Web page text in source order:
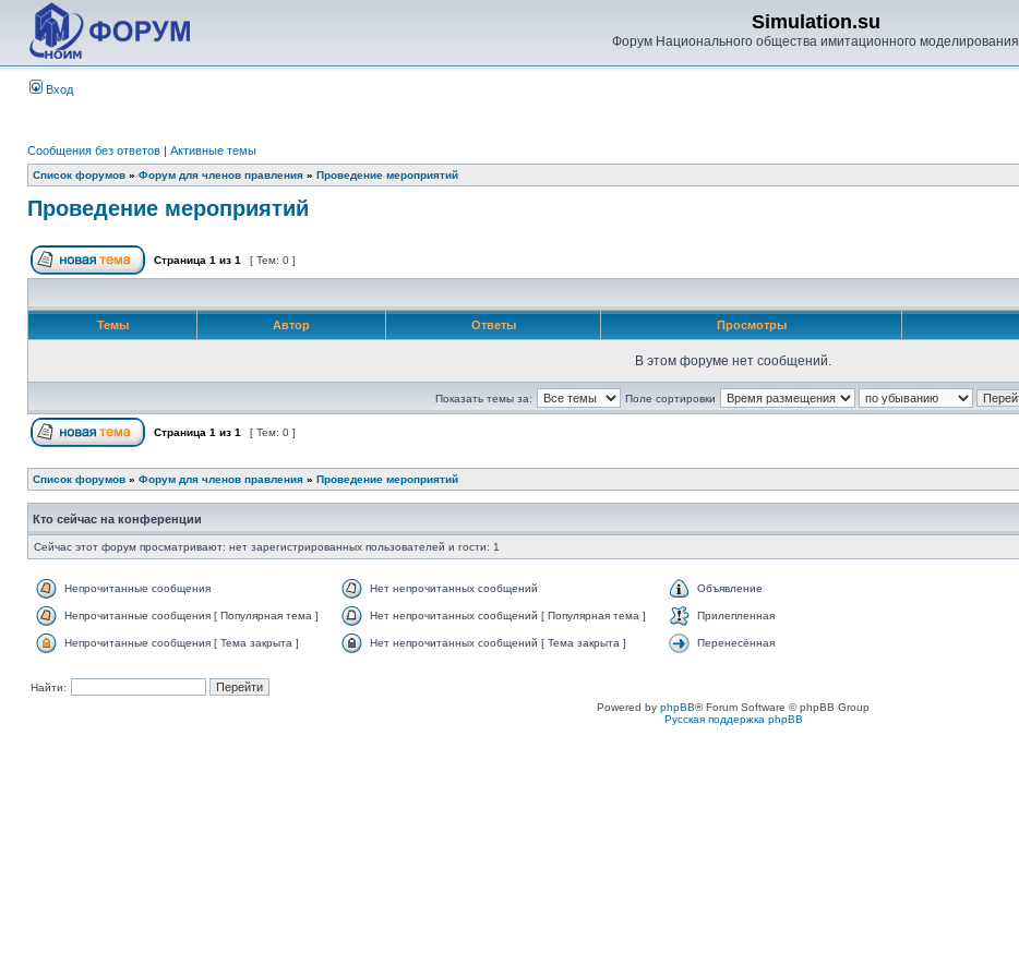
Simulation.su
Форум Национального общества имитационного моделирования
Вход
Сообщения без ответов | Активные темы
Список форумов » Форум для членов правления » Проведение мероприятий
Проведение мероприятий
Страница 1 из 1 [ Тем: 0 ]
Темы Автор Ответы Просмотры
В этом форуме нет сообщений.
Показать темы за: Поле сортировки
Страница 1 из 1 [ Тем: 0 ]
Список форумов » Форум для членов правления » Проведение мероприятий
Кто сейчас на конференции
Сейчас этот форум просматривают: нет зарегистрированных пользователей и гости: 1
Непрочитанные сообщения Нет непрочитанных сообщений Объявление
Непрочитанные сообщения [ Популярная тема ] Нет непрочитанных сообщений [ Популярная тема ] Прилепленная
Непрочитанные сообщения [ Тема закрыта ] Нет непрочитанных сообщений [ Тема закрыта ] Перенесённая
Найти:
Powered by phpBB® Forum Software © phpBB Group
Русская поддержка phpBB